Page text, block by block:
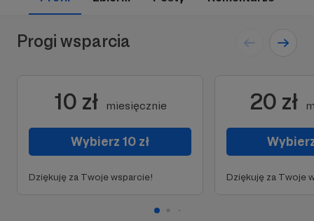
Progi wsparcia
10 zł miesięcznie
Wybierz 10 zł
Dziękuję za Twoje wsparcie!
20 zł
Dziękuję za Twoje